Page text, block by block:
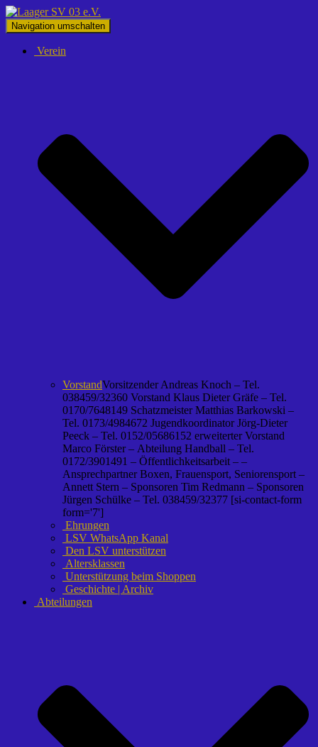
Navigation umschalten
Verein
VorstandVorsitzender Andreas Knoch – Tel.
038459/32360 Vorstand Klaus Dieter Gräfe – Tel.
0170/7648149 Schatzmeister Matthias Barkowski –
Tel. 0173/4984672 Jugendkoordinator Jörg-Dieter
Peeck – Tel. 0152/05686152 erweiterter Vorstand
Marco Förster – Abteilung Handball – Tel.
0172/3901491 – Öffentlichkeitsarbeit – –
Ansprechpartner Boxen, Frauensport, Seniorensport –
Annett Stern – Sponsoren Tim Redmann – Sponsoren
Jürgen Schülke – Tel. 038459/32377 [si-contact-form
form='7']
Ehrungen
LSV WhatsApp Kanal
Den LSV unterstützen
Altersklassen
Unterstützung beim Shoppen
Geschichte | Archiv
Abteilungen